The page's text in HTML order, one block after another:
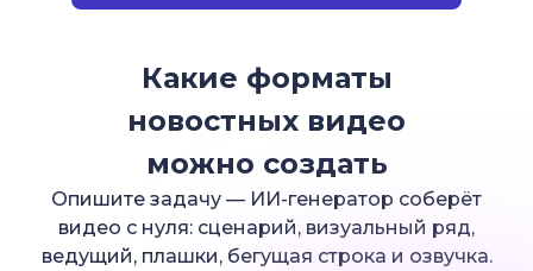
Какие форматы
новостных видео
можно создать
Опишите задачу — ИИ-генератор соберёт
видео с нуля: сценарий, визуальный ряд,
ведущий, плашки, бегущая строка и озвучка.